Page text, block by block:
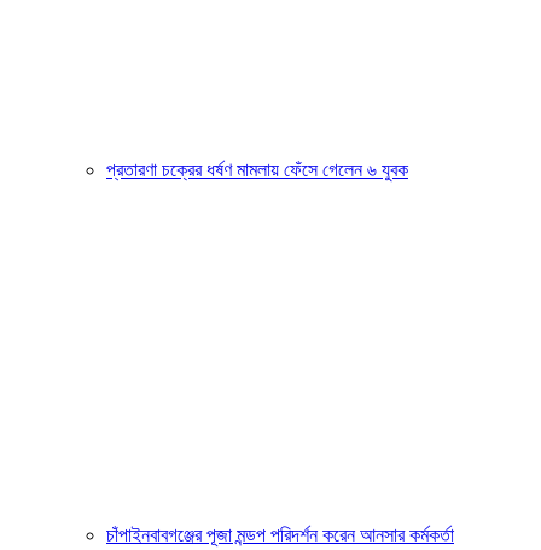
প্রতারণা চক্রের ধর্ষণ মামলায় ফেঁসে গেলেন ৬ যুবক
চাঁপাইনবাবগঞ্জের পূজা মন্ডপ পরিদর্শন করেন আনসার কর্মকর্তা